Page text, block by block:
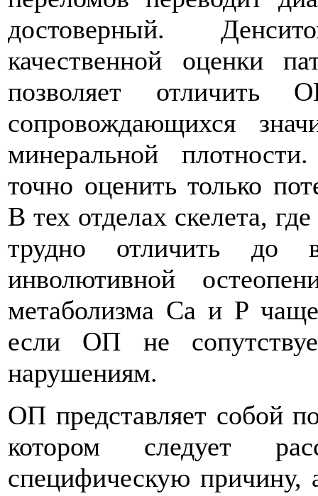
достоверный.
качественной оценки
позволяет отличить
сопровождающихся
минеральной
точно оценить только
В тех отделах скелета,
трудно отличить до
инволютивной
метаболизма Са и Р
если ОП не
нарушениям.
ОП представляет собой
котором следует
специфическую причину,